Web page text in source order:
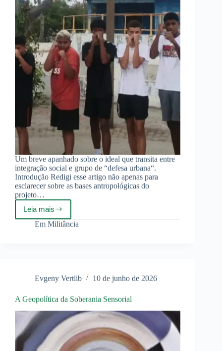
Um breve apanhado sobre o ideal que transita entre
integração social e grupo de “defesa urbana“.
Introdução Redigi esse artigo não apenas para
esclarecer sobre as bases antropológicas do
projeto…
Leia maisAcademia
Nova
Roma:
Esportes,
Manifestação
QTP
Em Militância
Evgeny Vertlib 10 de junho de 2026
A Geopolítica da Soberania Sensorial